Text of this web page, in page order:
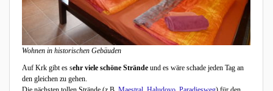
Wohnen in historischen Gebäuden
Auf Krk gibt es sehr viele schöne Strände und es wäre schade jeden Tag an
den gleichen zu gehen.